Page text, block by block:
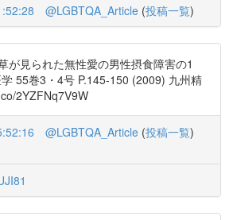
@LGBTQA_Article (投稿一覧)
が見られた無性愛の男性摂食障害の1
55巻3・4号 P.145-150 (2009) 九州精
2YZFNq7V9W
@LGBTQA_Article (投稿一覧)